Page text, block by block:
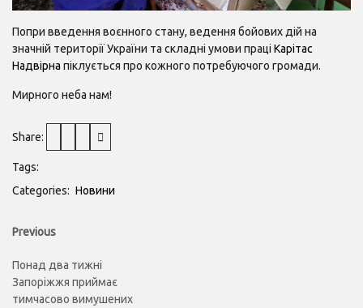
Попри введення воєнного стану, ведення бойових дій на
значній території України та складні умови праці Карітас
Надвірна піклується про кожного потребуючого громади.
Мирного неба нам!
Share:
Tags:
Categories: Новини
Навігація
записів
Previous
Previous
Понад два тижні
Запоріжжя приймає
тимчасово вимушених